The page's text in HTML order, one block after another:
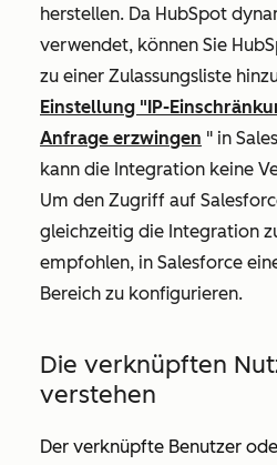
herstellen. Da HubSpot
verwendet, können Sie
zu einer Zulassungsliste
Einstellung "IP-
Anfrage erzwingen " in
kann die Integration keine
Um den Zugriff auf
gleichzeitig die Integration
empfohlen, in Salesforce
Bereich zu konfigurieren.
Die verknüpften
verstehen
Der verknüpfte Benutzer